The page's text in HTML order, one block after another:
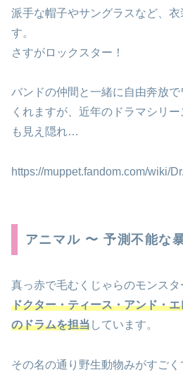
派手な帽子やサングラスなど、
す。
さすがロックスター！
バンドの仲間と一緒に自由奔放
くれますが、近年のドラマシリ
も見え隠れ…
https://muppet.fandom.com/wiki/
アニマル 〜 予測不能な
真っ赤で毛むくじゃらのモンスタ
ドクター・ティース・アンド・
のドラムを担当しています。
その名の通り野生動物みがすご